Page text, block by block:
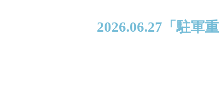
2026.06.27「駐軍